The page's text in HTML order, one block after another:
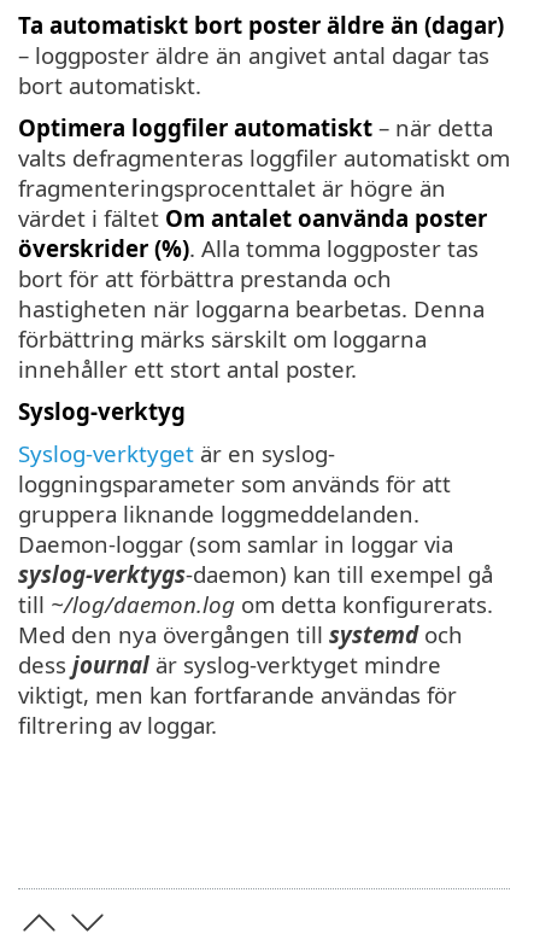
Ta automatiskt bort poster äldre än (dagar)
– loggposter äldre än angivet antal dagar tas
bort automatiskt.
Optimera loggfiler automatiskt – när detta
valts defragmenteras loggfiler automatiskt om
fragmenteringsprocenttalet är högre än
värdet i fältet Om antalet oanvända poster
överskrider (%). Alla tomma loggposter tas
bort för att förbättra prestanda och
hastigheten när loggarna bearbetas. Denna
förbättring märks särskilt om loggarna
innehåller ett stort antal poster.
Syslog-verktyg
Syslog-verktyget är en syslog-
loggningsparameter som används för att
gruppera liknande loggmeddelanden.
Daemon-loggar (som samlar in loggar via
syslog-verktygs-daemon) kan till exempel gå
till ~/log/daemon.log om detta konfigurerats.
Med den nya övergången till systemdoch
dess journal är syslog-verktyget mindre
viktigt, men kan fortfarande användas för
filtrering av loggar.